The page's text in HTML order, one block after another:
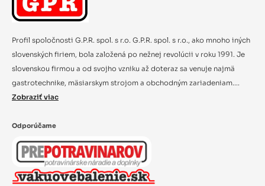
Profil spoločnosti G.P.R. spol. s r.o. G.P.R. spol. s r.o., ako mnoho iných
slovenských firiem, bola založená po nežnej revolúcii v roku 1991. Je
slovenskou firmou a od svojho vzniku až doteraz sa venuje najmä
gastrotechnike, mäsiarskym strojom a obchodným zariadeniam....
Zobraziť viac
Odporúčame